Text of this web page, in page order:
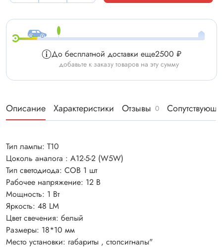
До бесплатной доставки еще2500 ₽
добавьте к заказу товаров на эту сумму
Описание Характеристики Отзывы 0
Тип лампы: Т10
Цоколь аналога : А12-5-2 (W5W)
Тип светодиода: COB 1 шт
Рабочее напряжение: 12 В
Мощность: 1 Вт
Яркость: 48 LM
Цвет свечения: белый
Размеры: 18*10 мм
Место установки: габариты , стопсигналы"